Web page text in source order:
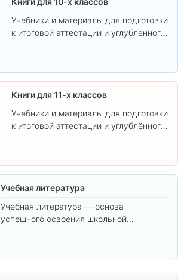
Учебники и материалы для подготовки
к итоговой аттестации и углублённого
Книги для 11-х классов
Учебники и материалы для подготовки
к итоговой аттестации и углублённого
Учебная литература
Учебная литература — основа
успешного освоения школьной